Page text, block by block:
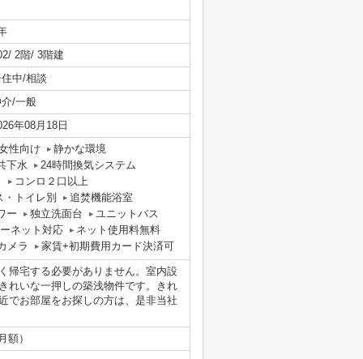
2階/ 3階建
中/相談
/一般
年08月18日
性向け
静かな環境
下水
24時間換気システム
コンロ２口以上
・トイレ別
追焚機能浴室
ー
独立洗面台
ユニットバス
ネット対応
ネット使用料無料
メラ
家賃+初期費用カード決済可
帰宅する必要がありません。室内設
れいな一押しの築浅物件です。きれ
でお部屋をお探しの方は、是非当社
）